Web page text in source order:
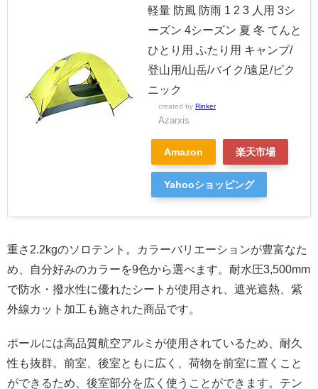
軽量 防風 防雨 1 2 3 人用 3シ
ーズン 4シーズン 夏 冬 てんと
ひとり用 ふたり用 キャンプ/
登山用/山岳/バイク/遠足/ピク
ニック
created by Rinker
Azarxis
Amazon 楽天市場
Yahooショッピング
重さ2.2kgのソロテント。カラーバリエーションが豊富なた
め、自分好みのカラーを9色から選べます。耐水圧3,500mm
で防水・撥水性に優れたシートが使用され、遮光遮熱、紫
外線カット加工も施された商品です。
ポールには高品質航空アルミが使用されているため、耐久
性も抜群。前室、後室ともに広く、荷物を前室に置くこと
ができるため、後室部分を広く使うことができます。テン